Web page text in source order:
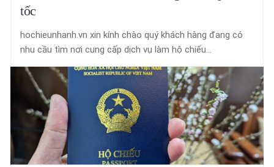
tốc
hochieunhanh.vn xin kính chào quý khách hàng đang có
nhu cầu tìm nơi cung cấp dịch vụ làm hộ chiếu...